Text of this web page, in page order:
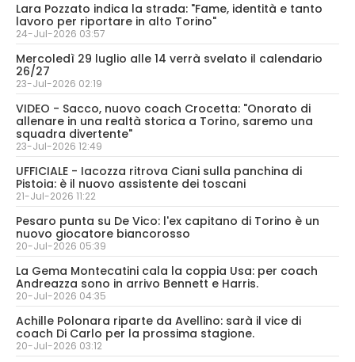
Lara Pozzato indica la strada: "Fame, identità e tanto
lavoro per riportare in alto Torino"
24-Jul-2026 03:57
Mercoledì 29 luglio alle 14 verrà svelato il calendario
26/27
23-Jul-2026 02:19
VIDEO - Sacco, nuovo coach Crocetta: "Onorato di
allenare in una realtà storica a Torino, saremo una
squadra divertente"
23-Jul-2026 12:49
UFFICIALE - Iacozza ritrova Ciani sulla panchina di
Pistoia: è il nuovo assistente dei toscani
21-Jul-2026 11:22
Pesaro punta su De Vico: l'ex capitano di Torino è un
nuovo giocatore biancorosso
20-Jul-2026 05:39
La Gema Montecatini cala la coppia Usa: per coach
Andreazza sono in arrivo Bennett e Harris.
20-Jul-2026 04:35
Achille Polonara riparte da Avellino: sarà il vice di
coach Di Carlo per la prossima stagione.
20-Jul-2026 03:12